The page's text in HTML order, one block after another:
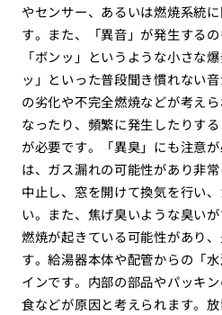
やセンサー、あるいは燃焼系統
す。また、「異音」が発生する
「ボンッ」というような小さな
ッ」といった普段聞き慣れない
の劣化や不完全燃焼などが考え
なったり、頻繁に発生したりす
が必要です。「異臭」にも注意
は、ガス漏れの可能性があり非
中止し、窓を開けて換気を行い
い。また、焦げ臭いような臭い
燃焼が起きている可能性があり
す。給湯器本体や配管からの「
インです。内部の部品やパッキ
食などが原因と考えられます。